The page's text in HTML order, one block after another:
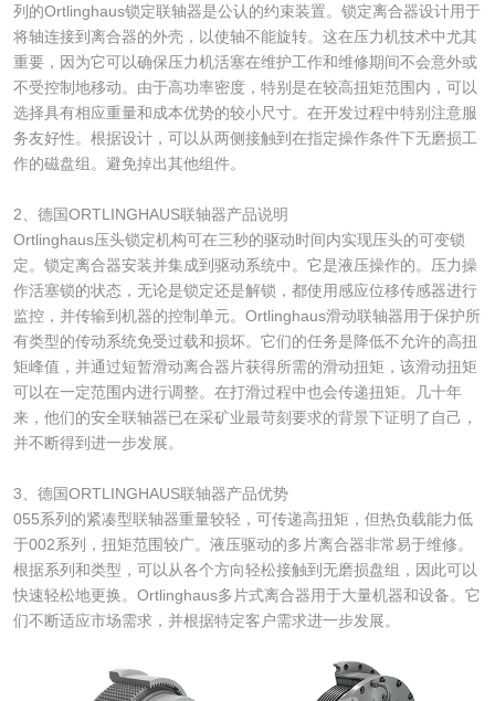
列的Ortlinghaus锁定联轴器是公认的约束装置。锁定离合器设计用于
将轴连接到离合器的外壳，以使轴不能旋转。这在压力机技术中尤其
重要，因为它可以确保压力机活塞在维护工作和维修期间不会意外或
不受控制地移动。由于高功率密度，特别是在较高扭矩范围内，可以
选择具有相应重量和成本优势的较小尺寸。在开发过程中特别注意服
务友好性。根据设计，可以从两侧接触到在指定操作条件下无磨损工
作的磁盘组。避免掉出其他组件。
2、德国ORTLINGHAUS联轴器产品说明
Ortlinghaus压头锁定机构可在三秒的驱动时间内实现压头的可变锁
定。锁定离合器安装并集成到驱动系统中。它是液压操作的。压力操
作活塞锁的状态，无论是锁定还是解锁，都使用感应位移传感器进行
监控，并传输到机器的控制单元。Ortlinghaus滑动联轴器用于保护所
有类型的传动系统免受过载和损坏。它们的任务是降低不允许的高扭
矩峰值，并通过短暂滑动离合器片获得所需的滑动扭矩，该滑动扭矩
可以在一定范围内进行调整。在打滑过程中也会传递扭矩。几十年
来，他们的安全联轴器已在采矿业最苛刻要求的背景下证明了自己，
并不断得到进一步发展。
3、德国ORTLINGHAUS联轴器产品优势
055系列的紧凑型联轴器重量较轻，可传递高扭矩，但热负载能力低
于002系列，扭矩范围较广。液压驱动的多片离合器非常易于维修。
根据系列和类型，可以从各个方向轻松接触到无磨损盘组，因此可以
快速轻松地更换。Ortlinghaus多片式离合器用于大量机器和设备。它
们不断适应市场需求，并根据特定客户需求进一步发展。